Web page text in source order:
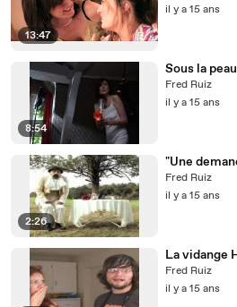
13:47
il y a 15 ans
8:54
Sous la
Fred Ruiz
il y a 15 ans
2:26
"Une
Fred Ruiz
il y a 15 ans
La vidange
Fred Ruiz
il y a 15 ans